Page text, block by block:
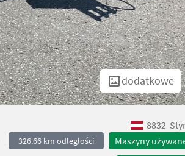
dodatkowe
8832
326.66 km odległości Maszyny